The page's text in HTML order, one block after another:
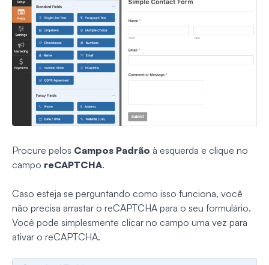
Procure pelos Campos Padrão à esquerda e clique no
campo reCAPTCHA.
Caso esteja se perguntando como isso funciona, você
não precisa arrastar o reCAPTCHA para o seu formulário.
Você pode simplesmente clicar no campo uma vez para
ativar o reCAPTCHA.